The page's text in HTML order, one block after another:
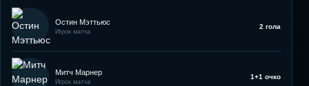
Остин Мэттьюс
Игрок матча
2 гола
Митч Марнер
Игрок матча
1+1 очко